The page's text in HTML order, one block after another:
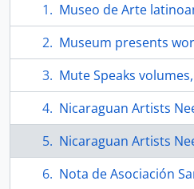
Museo de Arte latinoamericano de Managua solidaridad con
Museum presents work from
Mute Speaks volumes, Kinetic light work by Cuban artist part of
Nicaraguan Artists Need Your
Nicaraguan Artists Need Your
Nota de Asociación Sandinista de